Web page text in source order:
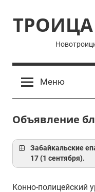
содержимому
Меню
Объявление
Забайкальские
17 (1 сентября).
Конно-полицейский